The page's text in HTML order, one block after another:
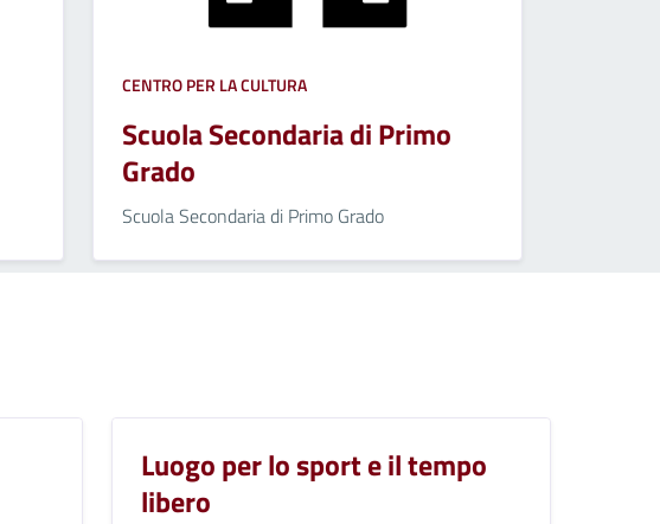
CENTRO PER LA CULTURA
Scuola Secondaria di Primo
Grado
Scuola Secondaria di Primo Grado
Luogo per lo sport e il tempo
libero